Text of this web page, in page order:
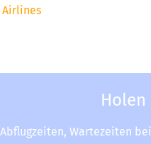
Airlines
Holen
Wartezeiten